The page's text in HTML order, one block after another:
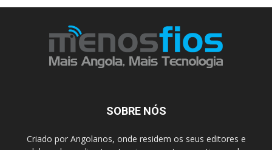
SOBRE NÓS
Criado por Angolanos, onde residem os seus editores e